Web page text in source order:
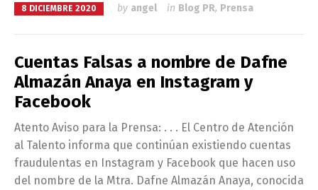
8 DICIEMBRE 2020 by angel in Blog PR, Prensa
Cuentas Falsas a nombre de Dafne
Almazán Anaya en Instagram y
Facebook
Atento Aviso para la Prensa: . . . El Centro de Atención
al Talento informa que continúan existiendo cuentas
fraudulentas en Instagram y Facebook que hacen uso
del nombre de la Mtra. Dafne Almazán Anaya, conocida